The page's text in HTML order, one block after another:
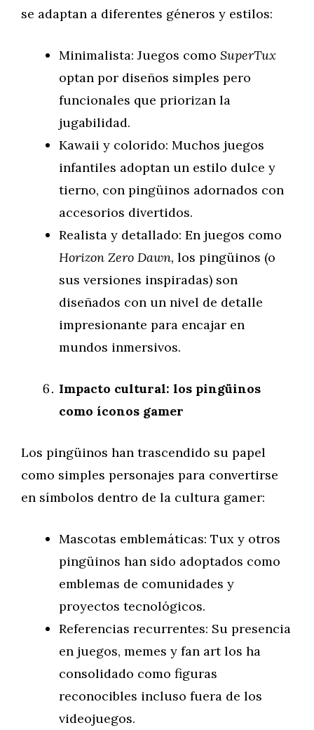
se adaptan a diferentes géneros y estilos:
Minimalista: Juegos como SuperTux
optan por diseños simples pero
funcionales que priorizan la
jugabilidad.
Kawaii y colorido: Muchos juegos
infantiles adoptan un estilo dulce y
tierno, con pingüinos adornados con
accesorios divertidos.
Realista y detallado: En juegos como
Horizon Zero Dawn, los pingüinos (o
sus versiones inspiradas) son
diseñados con un nivel de detalle
impresionante para encajar en
mundos inmersivos.
Impacto cultural: los pingüinos
como íconos gamer
Los pingüinos han trascendido su papel
como simples personajes para convertirse
en símbolos dentro de la cultura gamer:
Mascotas emblemáticas: Tux y otros
pingüinos han sido adoptados como
emblemas de comunidades y
proyectos tecnológicos.
Referencias recurrentes: Su presencia
en juegos, memes y fan art los ha
consolidado como figuras
reconocibles incluso fuera de los
videojuegos.